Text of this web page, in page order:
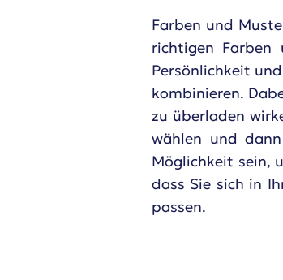
Farben und
richtigen Farben
Persönlichkeit
kombinieren.
zu überladen
wählen und
Möglichkeit sein,
dass Sie sich in
passen.